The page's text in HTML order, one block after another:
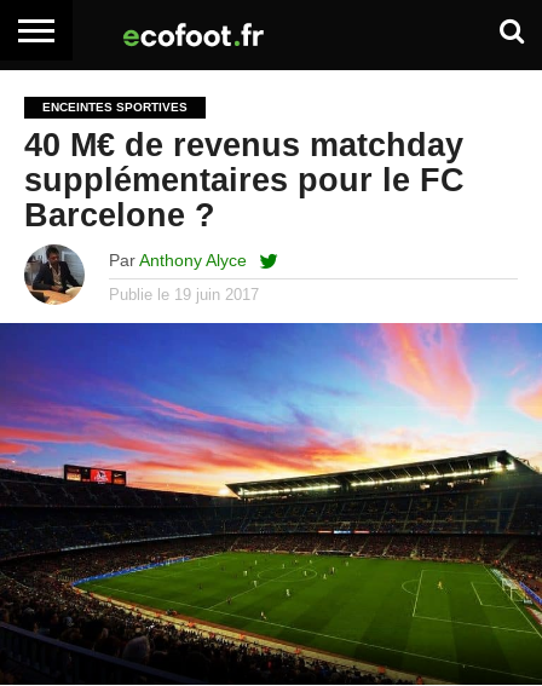
ARTICLES
PREMIUM
ADHÉSION
PREMIUM
SE
CONNECTER
EMPLOI
BOITE
À
OUTILS
ENCEINTES SPORTIVES
40 M€ de revenus matchday
supplémentaires pour le FC
Barcelone ?
Par Anthony Alyce
Publie le 19 juin 2017